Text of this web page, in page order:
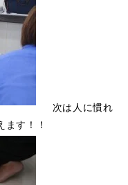
次は人に慣れ
す！！